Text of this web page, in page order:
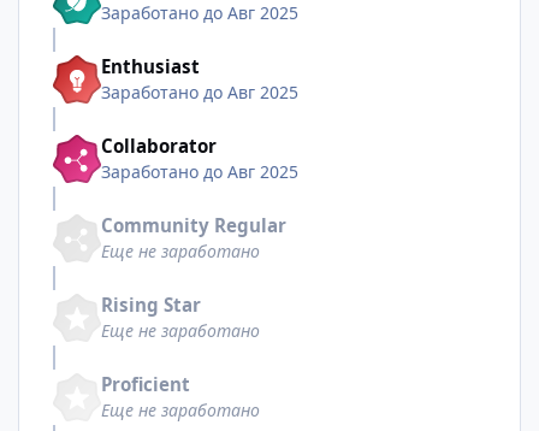
Заработано до Авг 2025
Enthusiast
Заработано до Авг 2025
Collaborator
Заработано до Авг 2025
Community Regular
Еще не заработано
Rising Star
Еще не заработано
Proficient
Еще не заработано